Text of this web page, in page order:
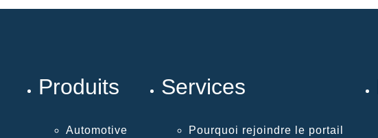
Produits
Automotive
Services
Pourquoi rejoindre le portail